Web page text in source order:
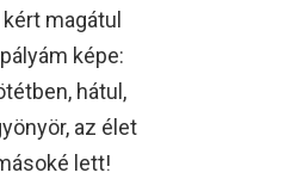
magátul
képe:
hátul,
az élet
lett!